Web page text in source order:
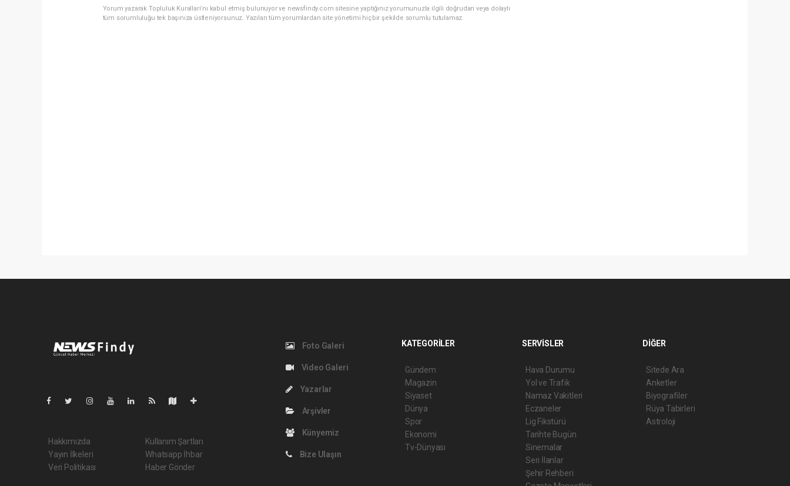
Yorum yazarak Topluluk Kuralları’nı kabul etmiş bulunuyor ve newsfindy.com sitesine yaptığınız yorumunuzla ilgili doğrudan veya dolaylı
tüm sorumluluğu tek başınıza üstleniyorsunuz. Yazılan tüm yorumlardan site yönetimi hiçbir şekilde sorumlu tutulamaz.
Hakkımızda
Yayın İlkeleri
Veri Politikası
Kullanım Şartları
Whatsapp İhbar
Haber Gönder
Foto Galeri
Video Galeri
Yazarlar
Arşivler
Künyemiz
Bize Ulaşın
KATEGORİLER
Gündem
Magazin
Siyaset
Dünya
Spor
Ekonomi
Tv-Dünyası
SERVİSLER
Hava Durumu
Yol ve Trafik
Namaz Vakitleri
Eczaneler
Lig Fikstürü
Tarihte Bugün
Sinemalar
Seri İlanlar
Şehir Rehberi
DİĞER
Sitede Ara
Anketler
Biyografiler
Rüya Tabirleri
Astroloji